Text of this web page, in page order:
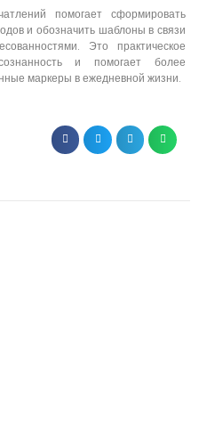
помогает сформировать
и обозначить шаблоны в связи
Это практическое
и помогает более
маркеры в ежедневной жизни.